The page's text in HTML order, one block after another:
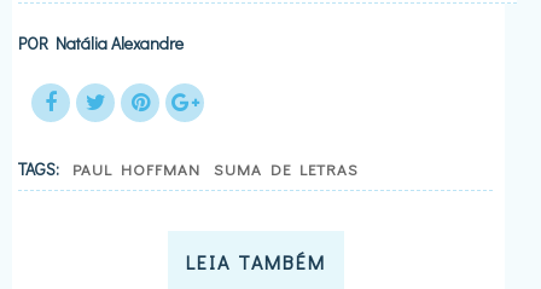
POR Natália Alexandre
TAGS: PAUL HOFFMAN SUMA DE LETRAS
LEIA TAMBÉM